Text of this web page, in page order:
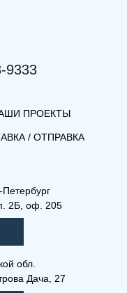
9333
ПРОЕКТЫ
/ ОТПРАВКА
Петербург
2Б, оф. 205
обл.
Дача, 27